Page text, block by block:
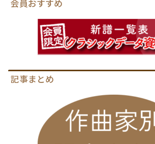
会員おすすめ
記事まとめ